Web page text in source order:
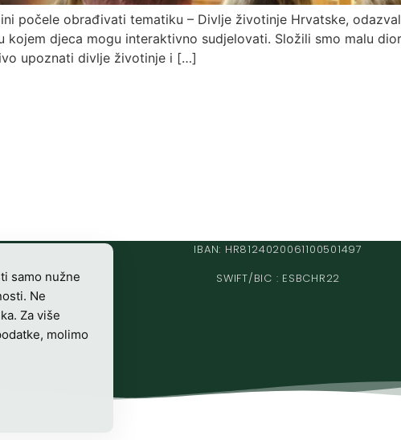
počele obrađivati tematiku – Divlje životinje Hrvatske,
kojem djeca mogu interaktivno sudjelovati. Složili smo malu
upoznati divlje životinje i […]
IBAN: HR8124020061100501497
SWIFT/BIC : ESBCHR22
samo nužne
Ne
Za više
molimo